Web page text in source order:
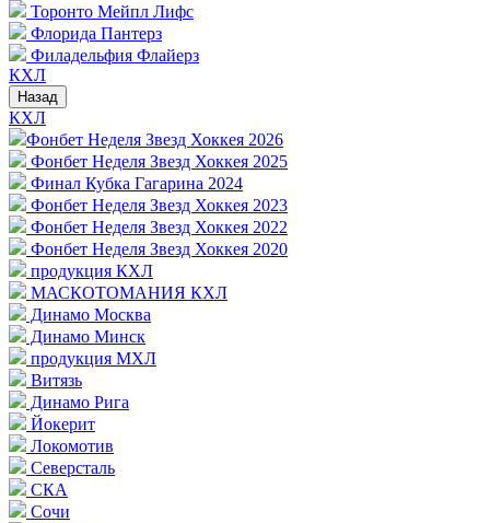
Торонто Мейпл Лифс
Флорида Пантерз
Филадельфия Флайерз
КХЛ
Назад
КХЛ
Фонбет Неделя Звезд Хоккея 2026
Фонбет Неделя Звезд Хоккея 2025
Финал Кубка Гагарина 2024
Фонбет Неделя Звезд Хоккея 2023
Фонбет Неделя Звезд Хоккея 2022
Фонбет Неделя Звезд Хоккея 2020
продукция КХЛ
МАСКОТОМАНИЯ КХЛ
Динамо Москва
Динамо Минск
продукция МХЛ
Витязь
Динамо Рига
Йокерит
Локомотив
Северсталь
СКА
Сочи